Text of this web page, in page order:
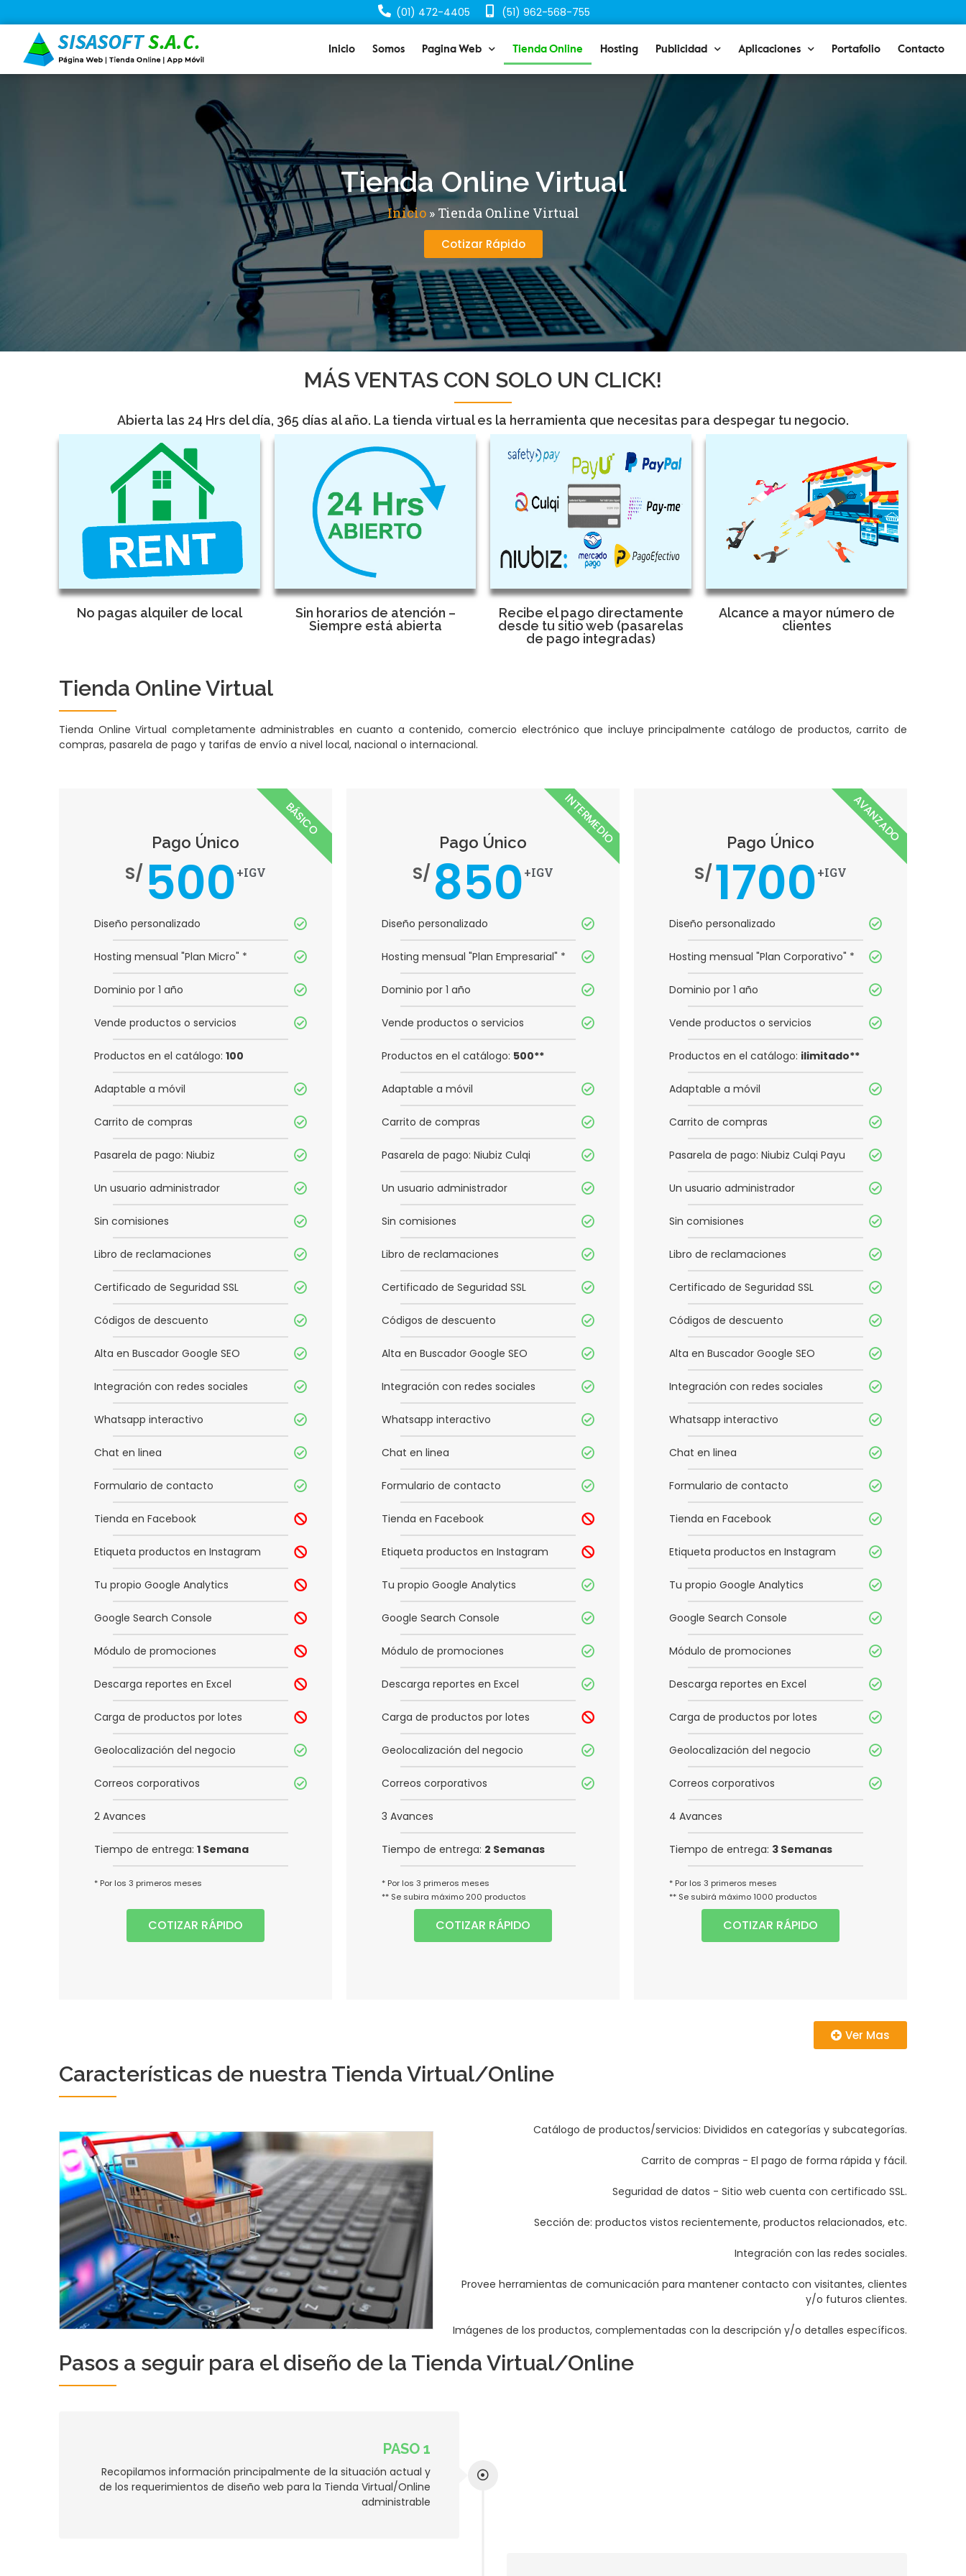
(01) 472-4405 (51) 962-568-755
Inicio Somos Pagina Web Tienda Online Hosting Publicidad Aplicaciones Portafolio Contacto
Tienda Online Virtual
Inicio» Tienda Online Virtual
Cotizar Rápido
MÁS VENTAS CON SOLO UN CLICK!
Abierta las 24 Hrs del día, 365 días al año. La tienda virtual es la herramienta que necesitas para despegar tu negocio.
No pagas alquiler de local
Sin horarios de atención –
Siempre está abierta
Recibe el pago directamente
desde tu sitio web (pasarelas
de pago integradas)
Alcance a mayor número de
clientes
Tienda Online Virtual
Tienda Online Virtual completamente administrables en cuanto a contenido, comercio electrónico que incluye principalmente catálogo de productos, carrito de
compras, pasarela de pago y tarifas de envío a nivel local, nacional o internacional.
Pago Único
S/ 500+IGV
Diseño personalizado
Hosting mensual "Plan Micro" *
Dominio por 1 año
Vende productos o servicios
Productos en el catálogo: 100
Adaptable a móvil
Carrito de compras
Pasarela de pago: Niubiz
Un usuario administrador
Sin comisiones
Libro de reclamaciones
Certificado de Seguridad SSL
Códigos de descuento
Alta en Buscador Google SEO
Integración con redes sociales
Whatsapp interactivo
Chat en linea
Formulario de contacto
Tienda en Facebook
Etiqueta productos en Instagram
Tu propio Google Analytics
Google Search Console
Módulo de promociones
Descarga reportes en Excel
Carga de productos por lotes
Geolocalización del negocio
Correos corporativos
2 Avances
Tiempo de entrega: 1 Semana
* Por los 3 primeros meses
COTIZAR RÁPIDO
BÁSICO
Pago Único
S/ 850+IGV
Diseño personalizado
Hosting mensual "Plan Empresarial" *
Dominio por 1 año
Vende productos o servicios
Productos en el catálogo: 500**
Adaptable a móvil
Carrito de compras
Pasarela de pago: Niubiz Culqi
Un usuario administrador
Sin comisiones
Libro de reclamaciones
Certificado de Seguridad SSL
Códigos de descuento
Alta en Buscador Google SEO
Integración con redes sociales
Whatsapp interactivo
Chat en linea
Formulario de contacto
Tienda en Facebook
Etiqueta productos en Instagram
Tu propio Google Analytics
Google Search Console
Módulo de promociones
Descarga reportes en Excel
Carga de productos por lotes
Geolocalización del negocio
Correos corporativos
3 Avances
Tiempo de entrega: 2 Semanas
* Por los 3 primeros meses
** Se subira máximo 200 productos
COTIZAR RÁPIDO
INTERMEDIO Pago Único
S/1700+IGV
Diseño personalizado
Hosting mensual "Plan Corporativo" *
Dominio por 1 año
Vende productos o servicios
Productos en el catálogo: ilimitado**
Adaptable a móvil
Carrito de compras
Pasarela de pago: Niubiz Culqi Payu
Un usuario administrador
Sin comisiones
Libro de reclamaciones
Certificado de Seguridad SSL
Códigos de descuento
Alta en Buscador Google SEO
Integración con redes sociales
Whatsapp interactivo
Chat en linea
Formulario de contacto
Tienda en Facebook
Etiqueta productos en Instagram
Tu propio Google Analytics
Google Search Console
Módulo de promociones
Descarga reportes en Excel
Carga de productos por lotes
Geolocalización del negocio
Correos corporativos
4 Avances
Tiempo de entrega: 3 Semanas
* Por los 3 primeros meses
** Se subirá máximo 1000 productos
COTIZAR RÁPIDO
AVANZADO
Ver Mas
Características de nuestra Tienda Virtual/Online
Catálogo de productos/servicios: Divididos en categorías y subcategorías.
Carrito de compras - El pago de forma rápida y fácil.
Seguridad de datos - Sitio web cuenta con certificado SSL.
Sección de: productos vistos recientemente, productos relacionados, etc.
Integración con las redes sociales.
Provee herramientas de comunicación para mantener contacto con visitantes, clientes
y/o futuros clientes.
Imágenes de los productos, complementadas con la descripción y/o detalles específicos.
Pasos a seguir para el diseño de la Tienda Virtual/Online
PASO 1
Recopilamos información principalmente de la situación actual y
de los requerimientos de diseño web para la Tienda Virtual/Online
administrable